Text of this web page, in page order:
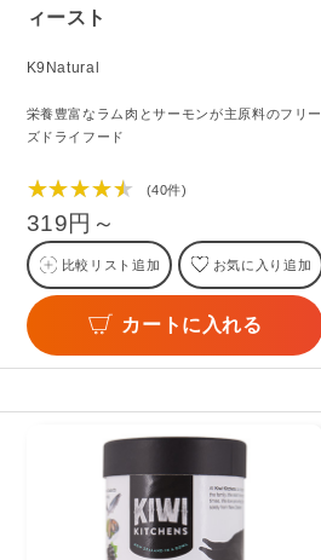
ィースト
K9Natural
栄養豊富なラム肉とサーモンが主原料のフリー
ズドライフード
★★★★★ (40件)
319円～
比較リスト追加 お気に入り追加
カートに入れる